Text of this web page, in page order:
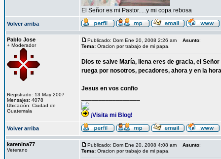
El Señor es mi Pastor.....y mi copa rebosa
Volver arriba
Pablo Jose
+ Moderador
Registrado: 13 May 2007
Mensajes: 4078
Ubicación: Ciudad de
Guatemala
Publicado: Dom Ene 20, 2008 2:26 am Asunto:
Tema: Oracion por trabajo de mi papa.
Dios te salve María, llena eres de gracia, el
ruega por nosotros, pecadores, ahora y en la
Jesus en vos confio
¡Visita mi Blog!
Volver arriba
karenina77
Veterano
Publicado: Dom Ene 20, 2008 4:08 am Asunto:
Tema: Oracion por trabajo de mi papa.